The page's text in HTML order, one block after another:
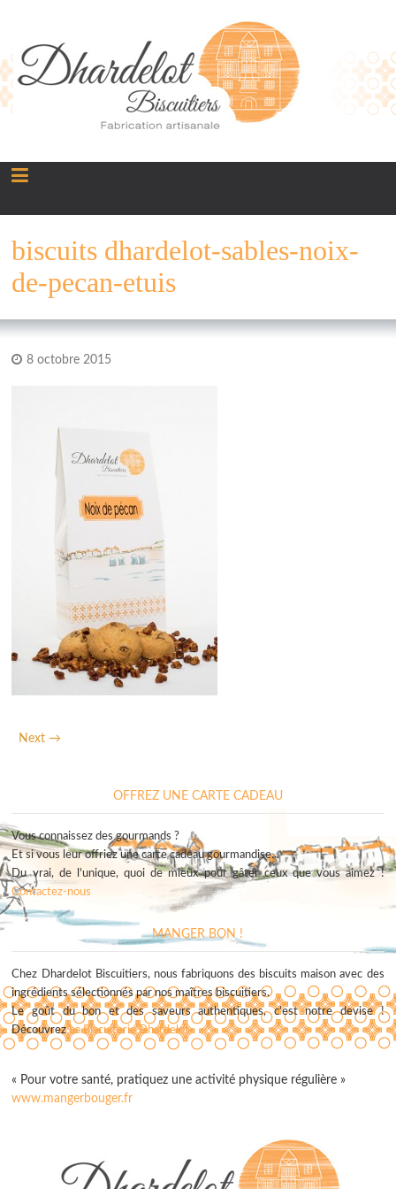
biscuits dhardelot-sables-noix-
de-pecan-etuis
8 octobre 2015
Next →
OFFREZ UNE CARTE CADEAU
Vous connaissez des gourmands ?
Et si vous leur offriez une carte cadeau gourmandise...
Du vrai, de l'unique, quoi de mieux pour gâter ceux que vous aimez !
Contactez-nous
MANGER BON !
Chez Dhardelot Biscuitiers, nous fabriquons des biscuits maison avec des
ingrédients sélectionnés par nos maîtres biscuitiers.
Le goût du bon et des saveurs authentiques, c'est notre devise !
DécouvrezLa Biscuiterie Dhardelot
« Pour votre santé, pratiquez une activité physique régulière »
www.mangerbouger.fr